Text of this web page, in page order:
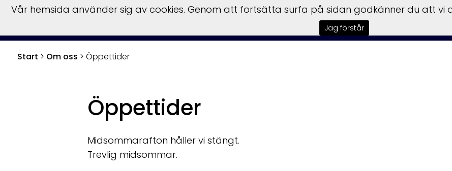
Motorer Trailer
Start > Om oss > Öppettider
Öppettider
Midsommarafton håller vi stängt.
Trevlig midsommar.
Vår hemsida använder sig av cookies. Genom att fortsätta surfa på sidan godkänner du att vi
Jag förstår